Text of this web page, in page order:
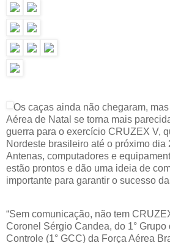
Os caças ainda não chegaram,
Aérea de Natal se torna mais
guerra para o exercício CRUZEX V,
Nordeste brasileiro até o próximo dia
Antenas, computadores e
estão prontos e dão uma ideia de
importante para garantir o sucesso
“Sem comunicação, não tem
Coronel Sérgio Candea, do 1°
Controle (1° GCC) da Força Aérea